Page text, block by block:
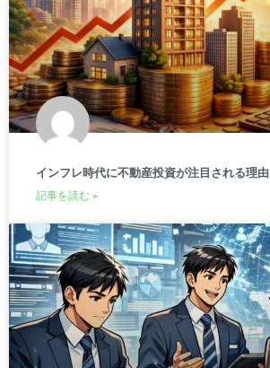
インフレ時代に不動産投資が注目される理由
記事を読む »